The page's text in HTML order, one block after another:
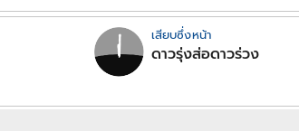
เสียบซึ่งหน้า
ดาวรุ่งส่อดาวร่วง